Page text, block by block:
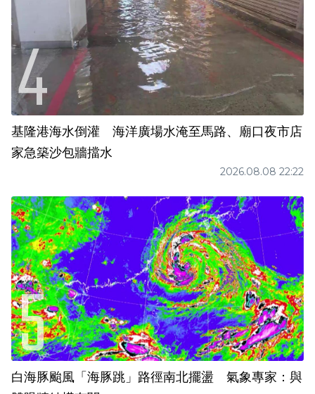
基隆港海水倒灌 海洋廣場水淹至馬路、廟口夜市店
家急築沙包牆擋水
2026.08.08 22:22
白海豚颱風「海豚跳」路徑南北擺盪 氣象專家：與